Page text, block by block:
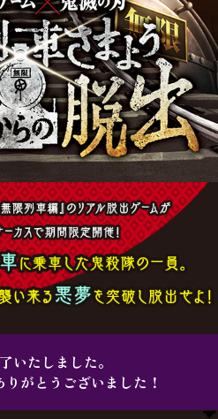
いたしました。
がとうございました！